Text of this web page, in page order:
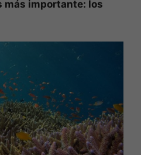
más importante: los